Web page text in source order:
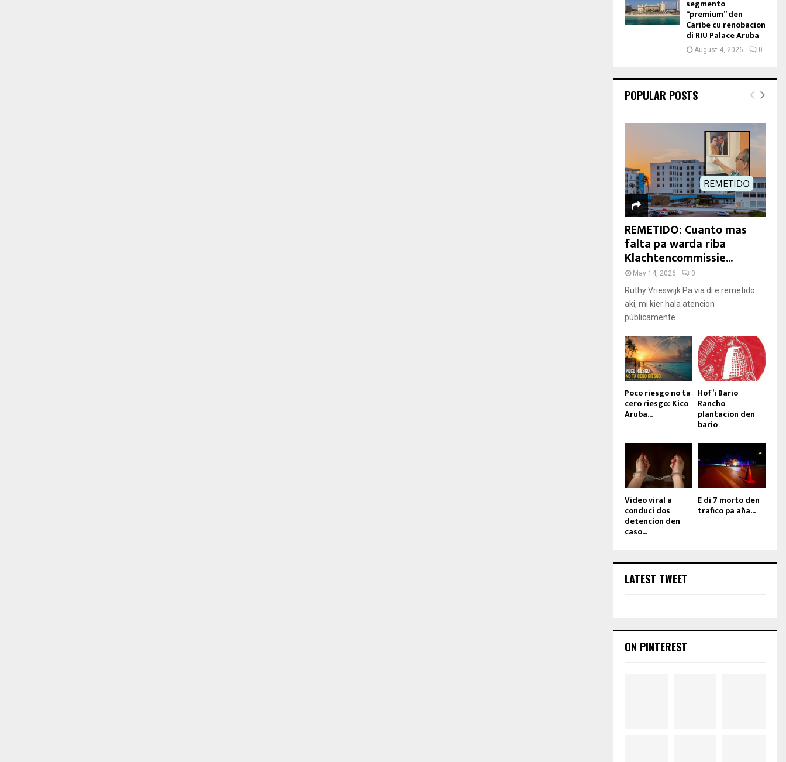
segmento
“premium” den
Caribe cu renobacion
di RIU Palace Aruba
August 4, 2026 0
POPULAR POSTS
REMETIDO: Cuanto mas
falta pa warda riba
Klachtencommissie...
May 14, 2026 0
Ruthy Vrieswijk Pa via di e remetido
aki, mi kier hala atencion
públicamente...
Poco riesgo no ta
cero riesgo: Kico
Aruba...
Hof’i Bario
Rancho
plantacion den
bario
Video viral a
conduci dos
detencion den
caso...
E di 7 morto den
trafico pa aña...
LATEST TWEET
ON PINTEREST